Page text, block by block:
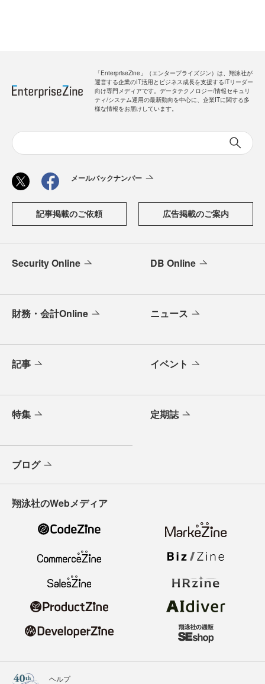
「EnterpriseZine」（エンタープライズジン）は、翔泳社が
運営する企業のIT活用とビジネス成長を支援するITリーダー
向け専門メディアです。データテクノロジー/情報セキュリ
ティ/システム運用の最新動向を中心に、企業ITに関する多
様な情報をお届けしています。
メールバックナンバー
記事掲載のご依頼 広告掲載のご案内
Security Online DB Online
財務・会計Online ニュース
記事 イベント
特集 定期誌
ブログ
翔泳社のWebメディア
ヘルプ